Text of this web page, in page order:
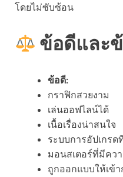
โดยไม่ซับซ้อน
ข้อดีและ
ข้อดี:
กราฟิกสวยงาม
เล่นออฟไลน์ได้
เนื้อเรื่องน่าสนใจ
ระบบการอัปเกร
มอนสเตอร์ที่มีคว
ถูกออกแบบให้เข้า